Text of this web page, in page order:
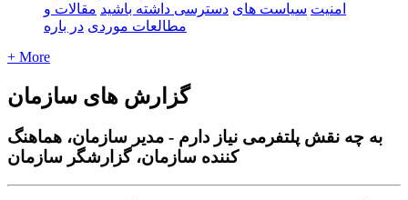
امنیت سیاست های دسترسی داشته باشید مقالات و
مطالعات موردی در باره
+ More
گزارش های سازمان
به چه نقش پلتفرمی نیاز دارم - مدیر سازمان، هماهنگ
کننده سازمان، گزارشگر سازمان